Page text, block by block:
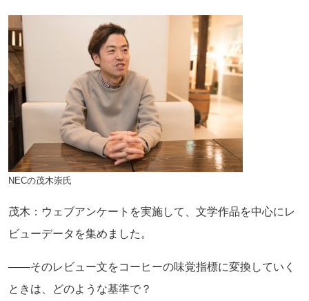
NECの茂木崇氏
茂木：ウェブアンケートを実施して、文学作品を中心にレ
ビューデータを集めました。
――そのレビュー文をコーヒーの味覚指標に変換していく
ときは、どのような基準で？